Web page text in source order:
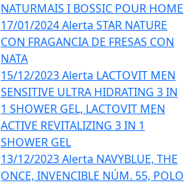
NATURMAIS I BOSSIC POUR HOME
17/01/2024 Alerta STAR NATURE
CON FRAGANCIA DE FRESAS CON
NATA
15/12/2023 Alerta LACTOVIT MEN
SENSITIVE ULTRA HIDRATING 3 IN
1 SHOWER GEL, LACTOVIT MEN
ACTIVE REVITALIZING 3 IN 1
SHOWER GEL
13/12/2023 Alerta NAVYBLUE, THE
ONCE, INVENCIBLE NÚM. 55, POLO